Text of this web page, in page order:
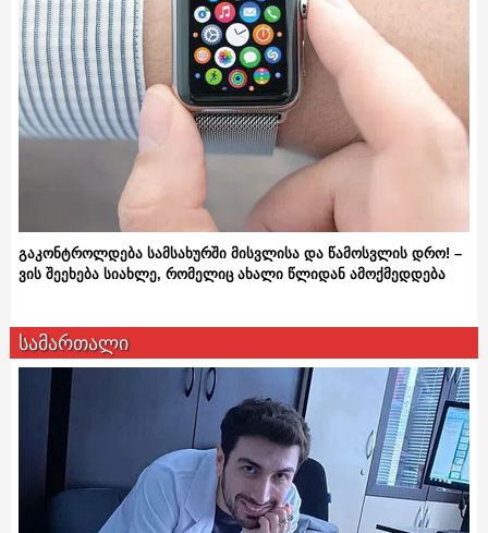
გაკონტროლდება სამსახურში მისვლისა და წამოსვლის დრო! –
ვის შეეხება სიახლე, რომელიც ახალი წლიდან ამოქმედდება
სამართალი